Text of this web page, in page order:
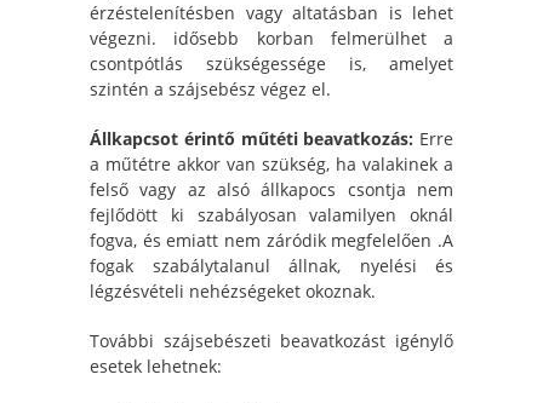
érzéstelenítésben vagy altatásban is lehet
végezni. idősebb korban felmerülhet a
csontpótlás szükségessége is, amelyet
szintén a szájsebész végez el.
Állkapcsot érintő műtéti beavatkozás: Erre
a műtétre akkor van szükség, ha valakinek a
felső vagy az alsó állkapocs csontja nem
fejlődött ki szabályosan valamilyen oknál
fogva, és emiatt nem záródik megfelelően .A
fogak szabálytalanul állnak, nyelési és
légzésvételi nehézségeket okoznak.
További szájsebészeti beavatkozást igénylő
esetek lehetnek: